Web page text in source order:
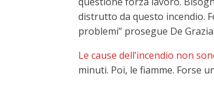
distrutto da questo incendio.
problemi” prosegue De
Le cause dell’incendio non
minuti. Poi, le fiamme. Forse